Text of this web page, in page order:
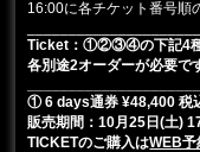
16:00に各チケット番号順
Ticket：①②③④の下記4
各別途2オーダーが必要で
① 6 days通券 ¥48,400 税
販売期間：10月25日(土)
TICKETのご購入はWEB予